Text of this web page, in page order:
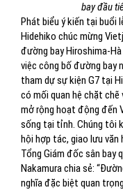
bay đầu
Phát biểu ý kiến tại buổi
Hidehiko chúc mừng
đường bay Hiroshima-
việc công bố đường bay
tham dự sự kiện G7 tại
có mối quan hệ chặt chẽ
mở rộng hoạt động đến
sống tại tỉnh. Chúng tôi
hội hợp tác, giao lưu văn
Tổng Giám đốc sân bay
Nakamura chia sẻ:
nghĩa đặc biệt quan